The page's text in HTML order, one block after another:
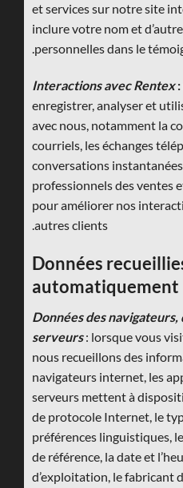
et services sur notre site
inclure votre nom et
personnelles dans le
Interactions avec Rentex:
enregistrer, analyser et
avec nous, notamment la
courriels, les échanges
conversations
professionnels des ventes
pour améliorer nos
autres clients.
Données
automatiquement
Données des navigateurs,
serveurs: lorsque vous
nous recueillons des
navigateurs internet, les
serveurs mettent à
de protocole Internet, le
préférences linguistiques,
de référence, la date et
d’exploitation, le fabricant